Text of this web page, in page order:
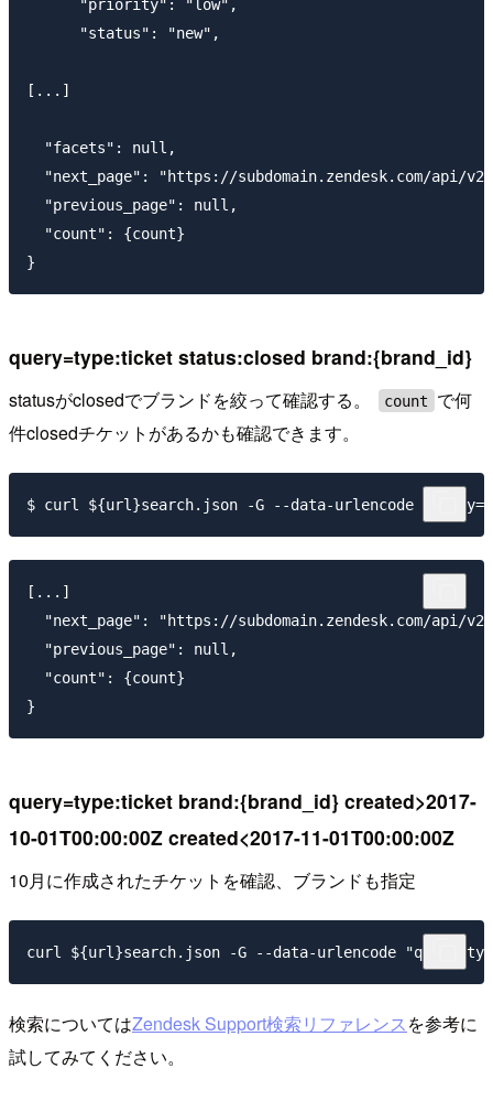
      "priority": "low",
      "status": "new",
[...]
  "facets": null,
"next_page": "https://subdomain.zendesk.com/api/
  "previous_page": null,
  "count": {count}
query=type:ticket status:closed brand:{brand_id}
statusがclosedでブランドを絞って確認する。 count
で何
件closedチケットがあるかも確認できます。
[...]
"next_page": "https://subdomain.zendesk.com/api/
  "previous_page": null,
  "count": {count}
query=type:ticket brand:{brand_id} created>2017-
10-01T00:00:00Z created<2017-11-01T00:00:00Z
10月に作成されたチケットを確認、ブランドも指定
検索についてはZendesk Support検索リファレンスを参考に
試してみてください。